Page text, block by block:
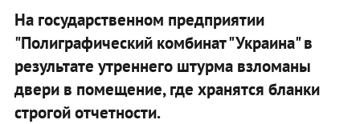
На государственном предприятии
"Полиграфический комбинат "Украина" в
результате утреннего штурма взломаны
двери в помещение, где хранятся бланки
строгой отчетности.